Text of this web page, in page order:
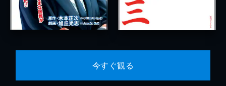
今すぐ観る